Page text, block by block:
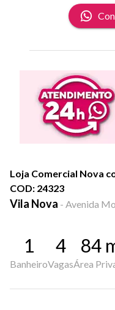
Loja Comercial Nova
COD: 24323
Vila Nova - Avenida
1
Banheiro
4
Vagas
84
Área